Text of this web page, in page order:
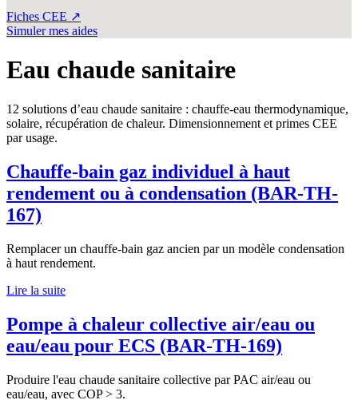
Fiches CEE ↗
Simuler mes aides
Eau chaude sanitaire
12 solutions d’eau chaude sanitaire : chauffe-eau thermodynamique,
solaire, récupération de chaleur. Dimensionnement et primes CEE
par usage.
Chauffe-bain gaz individuel à haut
rendement ou à condensation (BAR-TH-
167)
Remplacer un chauffe-bain gaz ancien par un modèle condensation
à haut rendement.
Lire la suite
Pompe à chaleur collective air/eau ou
eau/eau pour ECS (BAR-TH-169)
Produire l'eau chaude sanitaire collective par PAC air/eau ou
eau/eau, avec COP > 3.